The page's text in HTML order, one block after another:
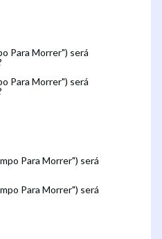
Para Morrer") será
Para Morrer") será
Para Morrer") será
Para Morrer") será